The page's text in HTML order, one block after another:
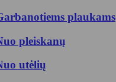
plaukams
pleiskanų
utėlių